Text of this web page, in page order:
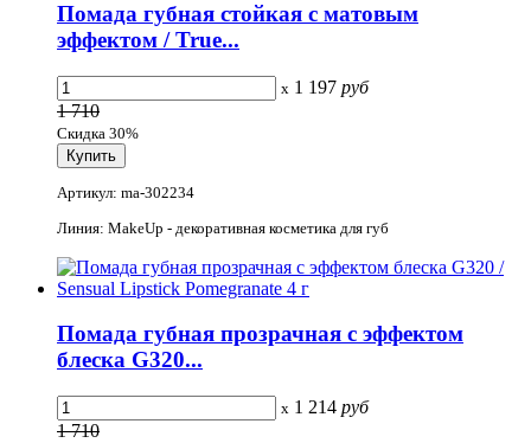
Помада губная стойкая с матовым
эффектом / True...
x 1 197 руб
1 710
Скидка 30%
Артикул: ma-302234
Линия: MakeUp - декоративная косметика для губ
Помада губная прозрачная с эффектом
блеска G320...
x 1 214 руб
1 710